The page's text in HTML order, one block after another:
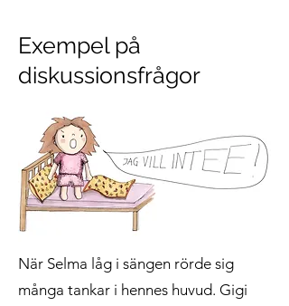
Exempel på
diskussionsfrågor
När Selma låg i sängen rörde sig
många tankar i hennes huvud. Gigi